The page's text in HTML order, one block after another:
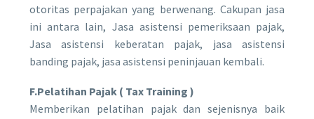
otoritas perpajakan yang berwenang. Cakupan jasa
ini antara lain, Jasa asistensi pemeriksaan pajak,
Jasa asistensi keberatan pajak, jasa asistensi
banding pajak, jasa asistensi peninjauan kembali.
F.Pelatihan Pajak ( Tax Training )
Memberikan pelatihan pajak dan sejenisnya baik